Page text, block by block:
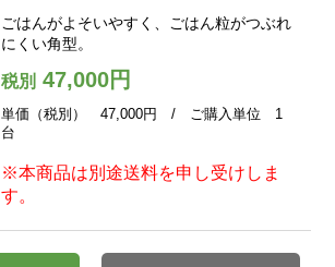
ごはんがよそいやすく、ごはん粒がつぶれ
にくい角型。
税別47,000円
単価（税別） 47,000円 / ご購入単位 1
台
※本商品は別途送料を申し受けしま
す。